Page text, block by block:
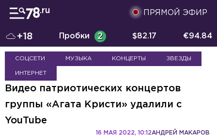
ПРЯМОЙ ЭФИР
+18 Пробки 2 $82.17 €94.84
СОЦСЕТИ МУЗЫКА КОНЦЕРТЫ ЗВЕЗДЫ
ИНТЕРНЕТ
Видео патриотических концертов
группы «Агата Кристи» удалили с
YouTube
АНДРЕЙ МАКАРОВ
16 МАЯ 2022, 10:12